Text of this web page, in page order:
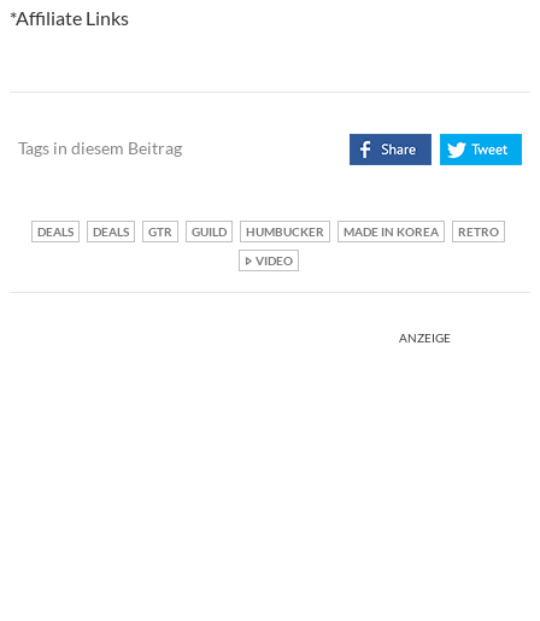
*Affiliate Links
Tags in diesem Beitrag
DEALS DEALS GTR GUILD HUMBUCKER MADE IN KOREA
RETRO
VIDEO
ANZEIGE